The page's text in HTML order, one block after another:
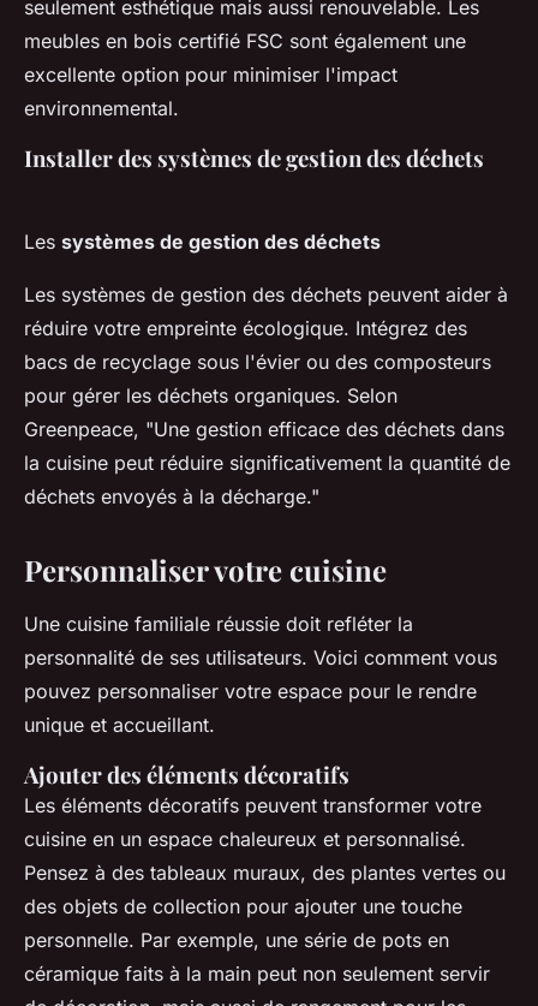
seulement esthétique mais aussi renouvelable. Les
meubles en bois certifié FSC sont également une
excellente option pour minimiser l'impact
environnemental.
Installer des systèmes de gestion des déchets
Les systèmes de gestion des déchets
Les systèmes de gestion des déchets peuvent aider à
réduire votre empreinte écologique. Intégrez des
bacs de recyclage sous l'évier ou des composteurs
pour gérer les déchets organiques. Selon
Greenpeace, "Une gestion efficace des déchets dans
la cuisine peut réduire significativement la quantité de
déchets envoyés à la décharge."
Personnaliser votre cuisine
Une cuisine familiale réussie doit refléter la
personnalité de ses utilisateurs. Voici comment vous
pouvez personnaliser votre espace pour le rendre
unique et accueillant.
Ajouter des éléments décoratifs
Les éléments décoratifs peuvent transformer votre
cuisine en un espace chaleureux et personnalisé.
Pensez à des tableaux muraux, des plantes vertes ou
des objets de collection pour ajouter une touche
personnelle. Par exemple, une série de pots en
céramique faits à la main peut non seulement servir